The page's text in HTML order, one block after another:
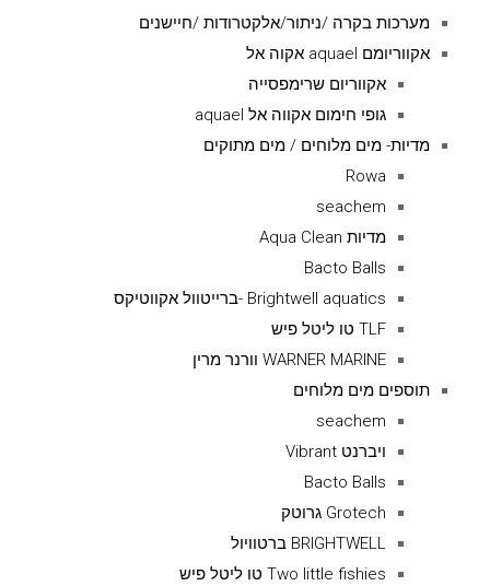
מערכות בקרה /ניתור/אלקטרודות /חיישנים
אקווריומם aquael אקוה אל
אקווריום שרימפסייה
גופי חימום אקווה אל aquael
מדיות- מים מלוחים / מים מתוקים
Rowa
seachem
מדיות Aqua Clean
Bacto Balls
Brightwell aquatics -ברייטוול אקווטיקס
TLF טו ליטל פיש
WARNER MARINE וורנר מרין
תוספים מים מלוחים
seachem
ויברנט Vibrant
Bacto Balls
Grotech גרוטק
BRIGHTWELL ברטוויול
Two little fishies טו ליטל פיש